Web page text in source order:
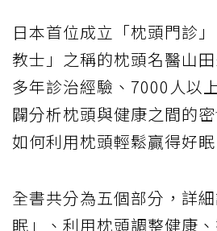
日本首位成立「枕頭門診
教士」之稱的枕頭名醫山
多年診治經驗、7000人以
闢分析枕頭與健康之間的
如何利用枕頭輕鬆贏得好
全書共分為五個部分，詳
眠」、利用枕頭調整健康